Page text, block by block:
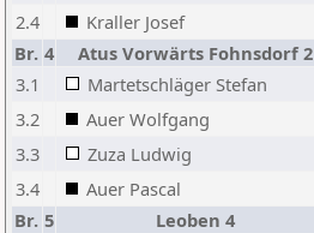
2.4
Kraller Josef
Br. 4 Atus Vorwärts Fohnsdorf 2
3.1
Martetschläger Stefan
3.2
Auer Wolfgang
3.3
Zuza Ludwig
3.4
Auer Pascal
Br. 5 Leoben 4